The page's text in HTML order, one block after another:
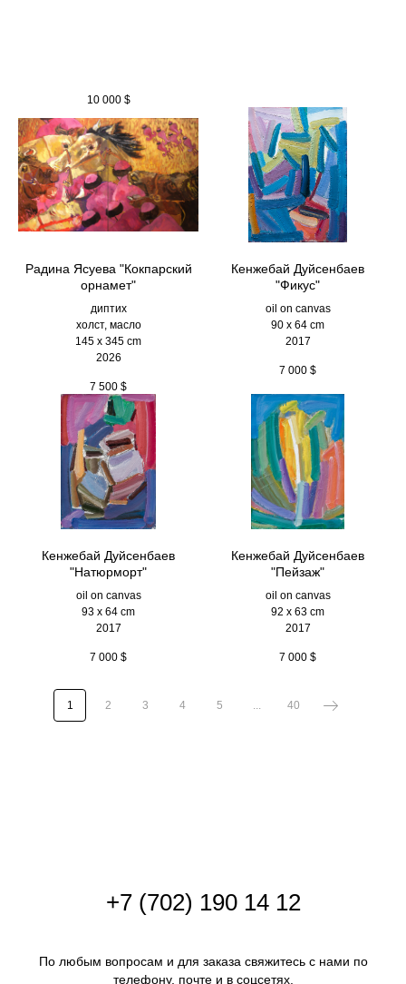
10 000 $
Радина Ясуева "Кокпарский
орнамет"
диптих
холст, масло
145 х 345 cm
2026
7 500 $
Кенжебай Дуйсенбаев
"Фикус"
oil on canvas
90 x 64 cm
2017
7 000 $
Кенжебай Дуйсенбаев
"Натюрморт"
oil on canvas
93 x 64 cm
2017
7 000 $
Кенжебай Дуйсенбаев
"Пейзаж"
oil on canvas
92 x 63 cm
2017
7 000 $
1 2 3 4 5 ... 40
+7 (702) 190 14 12
По любым вопросам и для заказа свяжитесь с нами по
телефону, почте и в соцсетях.